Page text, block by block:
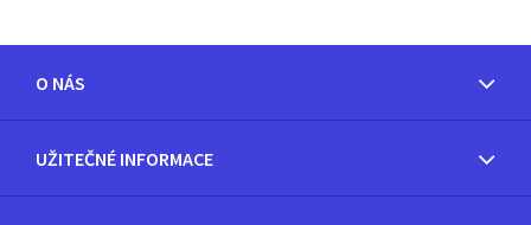
O NÁS
UŽITEČNÉ INFORMACE